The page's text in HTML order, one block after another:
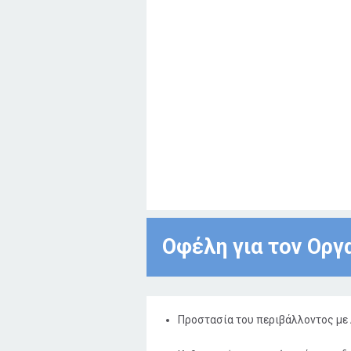
Οφέλη για τον
Προστασία του περιβάλλοντος με